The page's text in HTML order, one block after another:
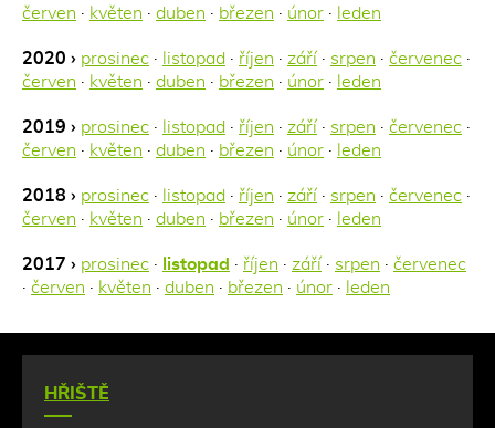
červen · květen · duben · březen · únor · leden
2020 › prosinec · listopad · říjen · září · srpen · červenec ·
červen · květen · duben · březen · únor · leden
2019 › prosinec · listopad · říjen · září · srpen · červenec ·
červen · květen · duben · březen · únor · leden
2018 › prosinec · listopad · říjen · září · srpen · červenec ·
červen · květen · duben · březen · únor · leden
2017 › prosinec · listopad · říjen · září · srpen · červenec
· červen · květen · duben · březen · únor · leden
HŘIŠTĚ